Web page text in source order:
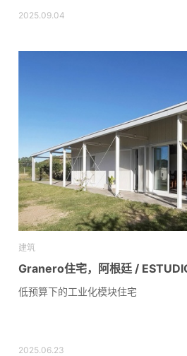
2025.09.04
建筑
Granero住宅，阿根廷 /
低预算下的工业化模块住宅
2025.06.23